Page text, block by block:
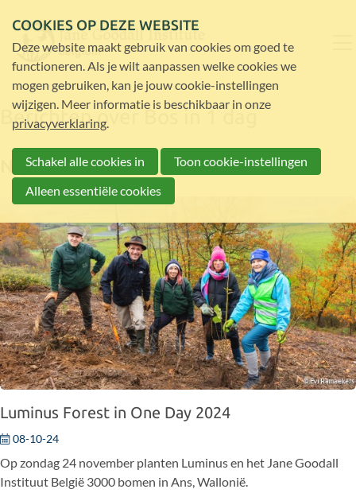
Berichten over Bos in 1 dag
Nieuws
Luminus Forest in One Day 2024
08-10-24
Op zondag 24 november planten Luminus en het Jane Goodall
Instituut België 3000 bomen in Ans, Wallonië.
COOKIES OP DEZE WEBSITE
Deze website maakt gebruik van cookies om goed te
functioneren. Als je wilt aanpassen welke cookies we
mogen gebruiken, kan je jouw cookie-instellingen
wijzigen. Meer informatie is beschikbaar in onze
privacyverklaring.
Schakel alle cookies in
Toon cookie-instellingen
Alleen essentiële cookies